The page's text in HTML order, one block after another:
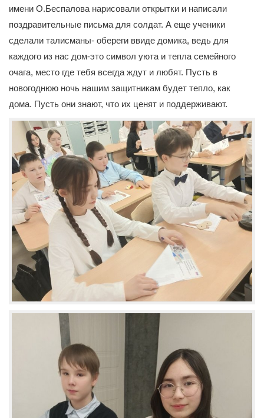
имени О.Беспалова нарисовали открытки и написали
поздравительные письма для солдат. А еще ученики
сделали талисманы- обереги ввиде домика, ведь для
каждого из нас дом-это символ уюта и тепла семейного
очага, место где тебя всегда ждут и любят. Пусть в
новогоднюю ночь нашим защитникам будет тепло, как
дома. Пусть они знают, что их ценят и поддерживают.